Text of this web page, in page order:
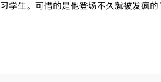
生。可惜的是他登场不久就被发疯的